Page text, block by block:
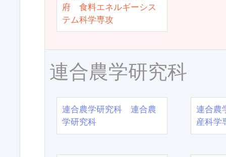
府 食料エネルギーシス
テム科学専攻
連合農学研究科
連合農学研究科 連合農
学研究科
連合農
産科学